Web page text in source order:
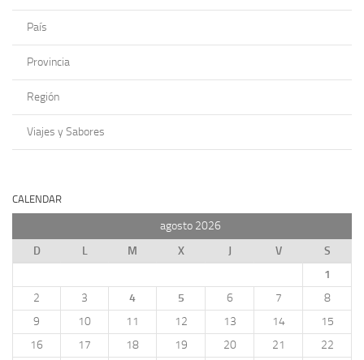
País
Provincia
Región
Viajes y Sabores
CALENDAR
agosto 2026
D
L M X J V
S
1
2
3 4 5 6 7
8
9
10 11 12 13 14
15
16
17 18 19 20 21
22